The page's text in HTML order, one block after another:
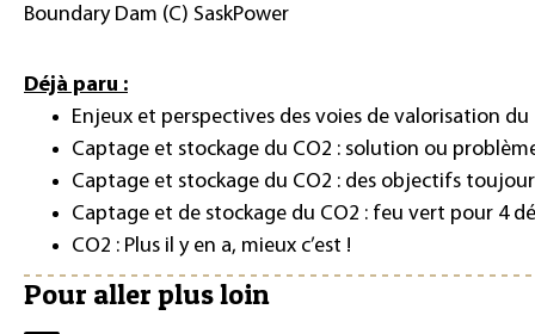
Boundary Dam (C) SaskPower
Déjà paru :
Enjeux et perspectives des voies de valorisation du
Captage et stockage du CO2 : solution ou
Captage et stockage du CO2 : des objectifs
Captage et de stockage du CO2 : feu vert pour 4
CO2 : Plus il y en a, mieux c’est !
Pour aller plus loin